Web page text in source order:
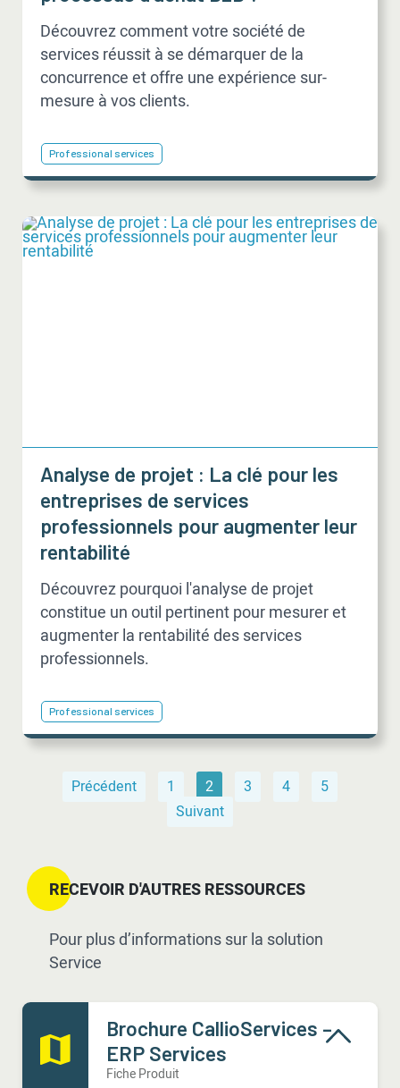
Découvrez comment votre société de
services réussit à se démarquer de la
concurrence et offre une expérience sur-
mesure à vos clients.
Professional services
Analyse de projet : La clé pour les
entreprises de services
professionnels pour augmenter leur
rentabilité
Découvrez pourquoi l'analyse de projet
constitue un outil pertinent pour mesurer et
augmenter la rentabilité des services
professionnels.
Professional services
Précédent 1 2 3 4
5
Suivant
RECEVOIR D'AUTRES RESSOURCES
Pour plus d’informations sur la solution
Service
Brochure CallioServices –
ERP Services
Fiche Produit